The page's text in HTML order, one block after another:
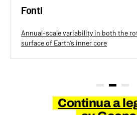
Fonti
Annual-scale variability in both the
surface of Earth’s inner core
Continua a